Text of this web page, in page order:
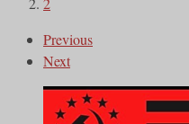
Previous
Next